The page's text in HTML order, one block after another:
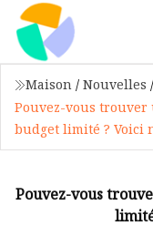
Maison / Nouvelles /
Pouvez-vous
budget limité ? Voici
Pouvez-vous